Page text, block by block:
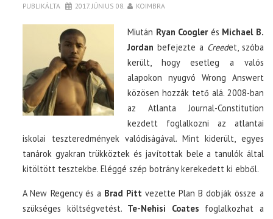
PUBLIKÁLTA 2017. JÚNIUS 08. KOIMBRA
Miután Ryan Cooglerés Michael B.
Jordan befejezte a Creedet, szóba
került, hogy esetleg a valós
alapokon nyugvó Wrong Answert
közösen hozzák tető alá. 2008-ban
az Atlanta Journal-Constitution
kezdett foglalkozni az atlantai
iskolai teszteredmények valódiságával. Mint kiderült, egyes
tanárok gyakran trükköztek és javítottak bele a tanulók által
kitöltött tesztekbe. Eléggé szép botrány kerekedett ki ebből.
A New Regency és a Brad Pitt vezette Plan B dobják össze a
szükséges költségvetést. Te-Nehisi Coates foglalkozhat a